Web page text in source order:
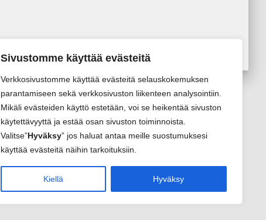
Sivustomme käyttää evästeitä
Verkkosivustomme käyttää evästeitä selauskokemuksen
parantamiseen sekä verkkosivuston liikenteen analysointiin.
Mikäli evästeiden käyttö estetään, voi se heikentää sivuston
käytettävyyttä ja estää osan sivuston toiminnoista.
Valitse”Hyväksy” jos haluat antaa meille suostumuksesi
käyttää evästeitä näihin tarkoituksiin.
Kiellä Hyväksy